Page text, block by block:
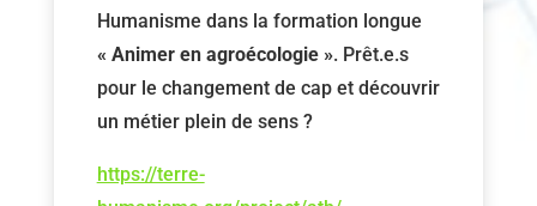
Humanisme dans la formation longue
« Animer en agroécologie ». Prêt.e.s
pour le changement de cap et découvrir
un métier plein de sens ?
https://terre-